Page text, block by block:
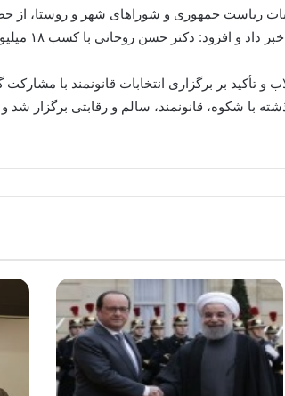
و تأکید بر برگزاری انتخابات قانونمند